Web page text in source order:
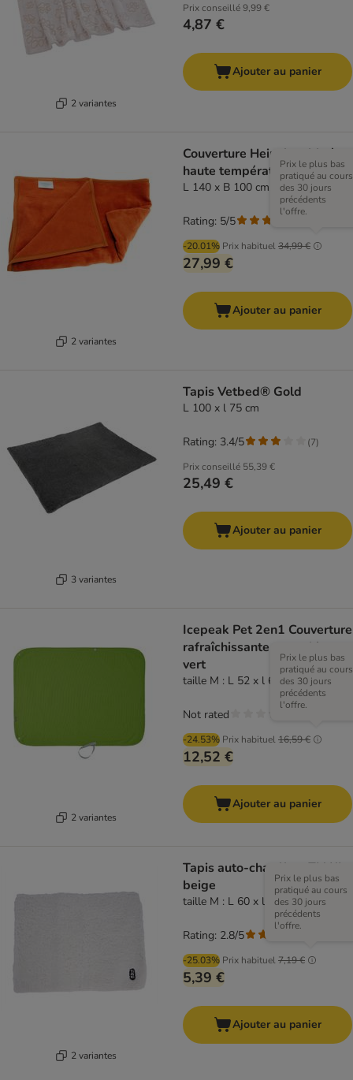
2 variantes
Prix conseillé9,99 €
4,87 €
Ajouter au panier
2 variantes
Couverture Heim lavable à
haute température
L 140 x B 100 cm, terracotta
-20.01% Prix habituel34,99 €
Prix le plus bas
pratiqué au cours
des 30 jours
précédents
l'offre.
27,99 €
Rating: 5/5
Ajouter au panier
3 variantes
Tapis Vetbed® Gold
L 100 x l 75 cm
Prix conseillé 55,39 €
25,49 €
Rating: 3.4/5 (7)
Ajouter au panier
2 variantes
Icepeak Pet 2en1 Couverture
rafraîchissante pour chien,
vert
taille M : L 52 x l 62 cm
-24.53% Prix habituel16,59 €
Prix le plus bas
pratiqué au cours
des 30 jours
précédents
l'offre.
12,52 €
Not rated
Ajouter au panier
2 variantes
Tapis auto-chauffant TIAKI,
beige
taille M : L 60 x l 45 cm
-25.03% Prix habituel7,19 €
Prix le plus bas
pratiqué au cours
des 30 jours
précédents
l'offre.
5,39 €
Rating: 2.8/5
Ajouter au panier